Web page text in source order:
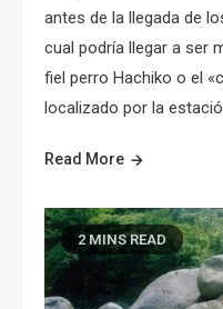
antes de la llegada de
cual podría llegar a ser
fiel perro Hachiko o el
localizado por la
Read More
2 MINS READ